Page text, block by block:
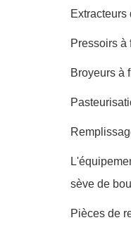
Extracteurs
Pressoirs à
Broyeurs à
sève de
Pièces de